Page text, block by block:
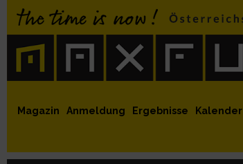
MaxFun Newsletter abonnieren
MaxFun auf Instagram
MaxFun auf Twitter
auf Youtube
auf Facebook
Magazin Anmeldung Ergebnisse Kalender